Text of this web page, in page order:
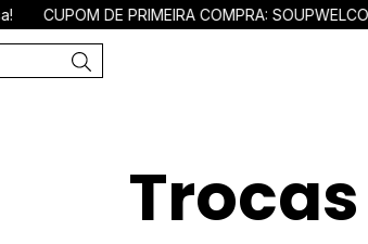
CUPOM DE PRIMEIRA COMPRA: